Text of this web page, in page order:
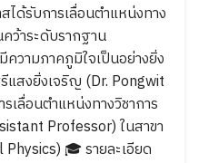
ได้รับการเลื่อนตำแหน่งทาง
ว้าระดับรากฐาน
วามภาคภูมิใจเป็นอย่างยิ่ง
สงยิ่งเจริญ (Dr. Pongwit
เลื่อนตำแหน่งทางวิชาการ
Professor) ในสาขา
🎓 รายละเอียด